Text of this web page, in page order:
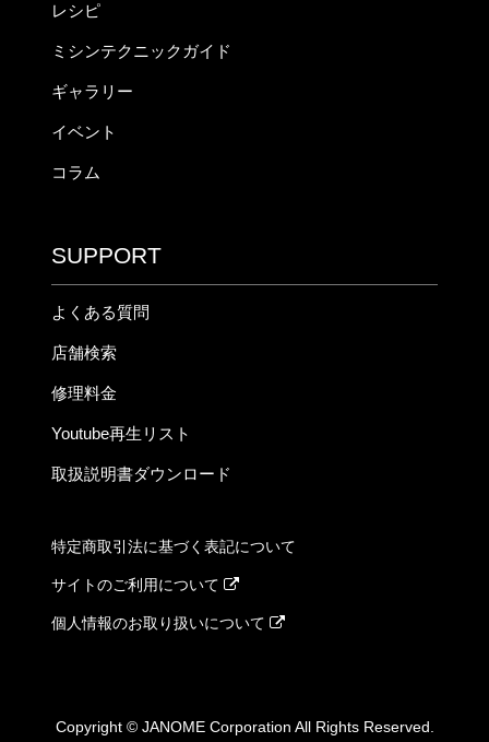
レシピ
ミシンテクニックガイド
ギャラリー
イベント
コラム
SUPPORT
よくある質問
店舗検索
修理料金
Youtube再生リスト
取扱説明書ダウンロード
特定商取引法に基づく表記について
サイトのご利用について
個人情報のお取り扱いについて
Copyright © JANOME Corporation All Rights Reserved.